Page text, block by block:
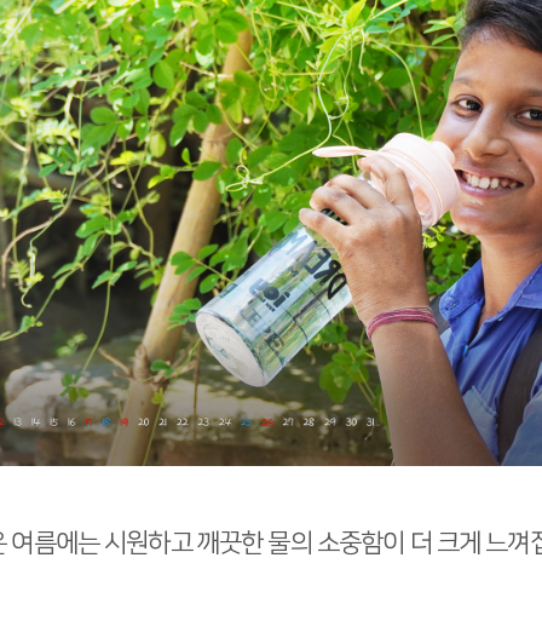
여름에는 시원하고 깨끗한 물의 소중함이 더 크게 느껴